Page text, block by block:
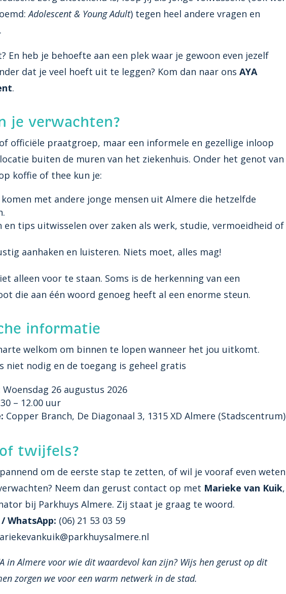
Adolescent & Young Adult) tegen heel andere vragen en
En heb je behoefte aan een plek waar je gewoon even jezelf
dat je veel hoeft uit te leggen? Kom dan naar ons AYA
.
je verwachten?
officiële praatgroep, maar een informele en gezellige inloop
buiten de muren van het ziekenhuis. Onder het genot van
koffie of thee kun je:
met andere jonge mensen uit Almere die hetzelfde
en tips uitwisselen over zaken als werk, studie, vermoeidheid of
aanhaken en luisteren. Niets moet, alles mag!
alleen voor te staan. Soms is de herkenning van een
die aan één woord genoeg heeft al een enorme steun.
informatie
welkom om binnen te lopen wanneer het jou uitkomt.
niet nodig en de toegang is geheel gratis
Woensdag 26 augustus 2026
– 12.00 uur
Copper Branch, De Diagonaal 3, 1315 XD Almere (Stadscentrum)
twijfels?
om de eerste stap te zetten, of wil je vooraf even weten
Neem dan gerust contact op met Marieke van Kuik,
bij Parkhuys Almere. Zij staat je graag te woord.
WhatsApp: (06) 21 53 03 59
in Almere voor wie dit waardevol kan zijn? Wijs hen gerust op dit
zorgen we voor een warm netwerk in de stad.